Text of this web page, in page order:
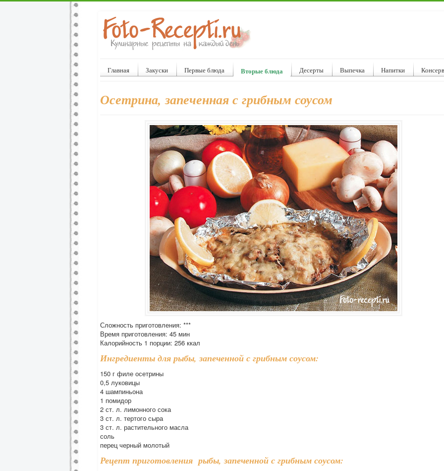
Главная Закуски Первые блюда Вторые блюда Десерты Выпечка Напитки
Осетрина, запеченная с грибным соусом
Сложность приготовления: ***
Время приготовления: 45 мин
Калорийность 1 порции: 256 ккал
Ингредиенты для рыбы, запеченной с грибным соусом:
150 г филе осетрины
0,5 луковицы
4 шампиньона
1 помидор
2 ст. л. лимонного сока
3 ст. л. тертого сыра
3 ст. л. растительного масла
соль
перец черный молотый
Рецепт приготовления рыбы, запеченной с грибным соусом: